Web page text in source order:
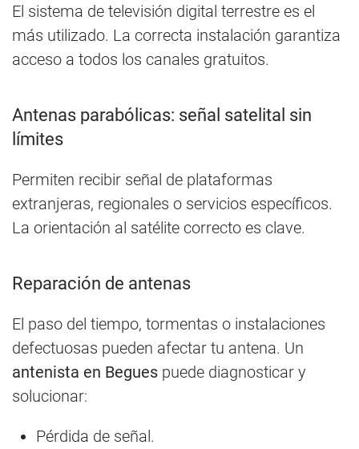
El sistema de televisión digital terrestre es el
más utilizado. La correcta instalación garantiza
acceso a todos los canales gratuitos.
Antenas parabólicas: señal satelital sin
límites
Permiten recibir señal de plataformas
extranjeras, regionales o servicios específicos.
La orientación al satélite correcto es clave.
Reparación de antenas
El paso del tiempo, tormentas o instalaciones
defectuosas pueden afectar tu antena. Un
antenista en Begues puede diagnosticar y
solucionar:
Pérdida de señal.